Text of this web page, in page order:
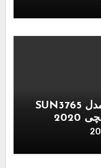
مشخصات و قیمت خرید کاور مدل SUN3765